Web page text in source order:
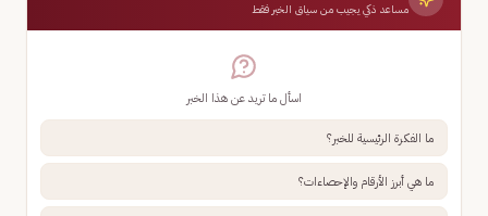
مساعد ذكي يجيب من سياق الخبر فقط
اسأل ما تريد عن هذا الخبر
ما الفكرة الرئيسية للخبر؟
ما هي أبرز الأرقام والإحصاءات؟